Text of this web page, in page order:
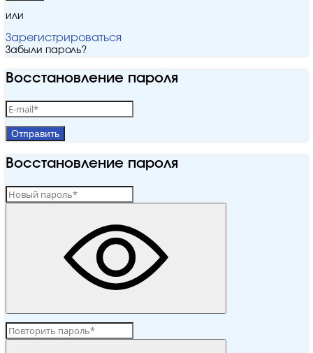
или
Зарегистрироваться
Забыли пароль?
Восстановление пароля
Отправить
Восстановление пароля